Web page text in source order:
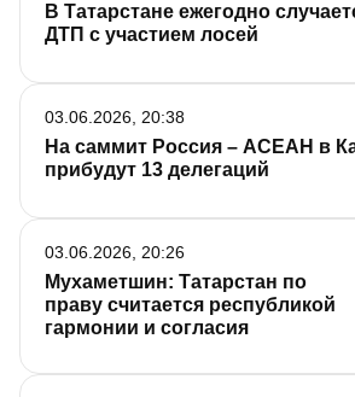
В Татарстане ежегодно
ДТП с участием лосей
На саммит Россия – АСЕАН в
прибудут 13 делегаций
03.06.2026, 20:38
Мухаметшин: Татарстан по
праву считается республикой
гармонии и согласия
03.06.2026, 20:26